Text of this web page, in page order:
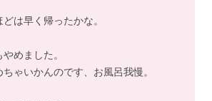
は早く帰ったかな。
めました。
ゃいかんのです、お風呂我慢。